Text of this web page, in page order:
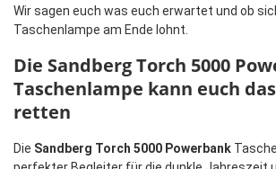
Wir sagen euch was euch erwartet und ob
Taschenlampe am Ende lohnt.
Die Sandberg Torch 5000
Taschenlampe kann euch
retten
Die Sandberg Torch 5000 Powerbank